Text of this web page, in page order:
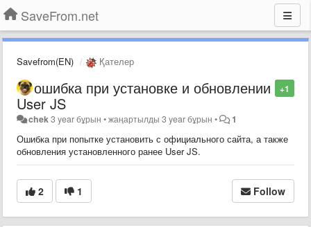
SaveFrom.net
Savefrom(EN) Қателер
+1
ошибка при установке и обновлении
User JS
chek3 year бұрын •жаңартылды3 year бұрын • 1
Ошибка при попытке установить с официального сайта, а также
обновления установленного ранее User JS.
2 1 Follow